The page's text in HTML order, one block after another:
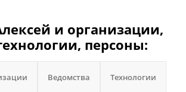
и организации,
персоны:
Ведомства Технологии